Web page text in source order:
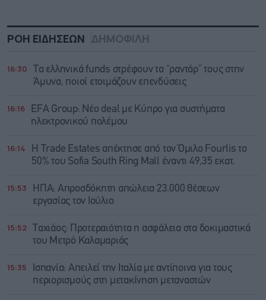
ΡΟΗ ΕΙΔΗΣΕΩΝ ΔΗΜΟΦΙΛΗ
16:30
Τα ελληνικά funds στρέφουν τα “ραντάρ” τους στην
Άμυνα, ποιοί ετοιμάζουν επενδύσεις
16:16
EFA Group: Νέο deal με Κύπρο για συστήματα
ηλεκτρονικού πολέμου
16:14
Η Trade Εstates απέκτησε από τον Όμιλο Fourlis το
50% του Sofia South Ring Mall έναντι 49,35 εκατ.
15:53
ΗΠΑ: Απροσδόκητη απώλεια 23.000 θέσεων
εργασίας τον Ιούλιο
15:52
Ταχιάος: Προτεραιότητα η ασφάλεια στα δοκιμαστικά
του Μετρό Καλαμαριάς
15:35
Ισπανία: Απειλεί την Ιταλία με αντίποινα για τους
περιορισμούς στη μετακίνηση μεταναστών